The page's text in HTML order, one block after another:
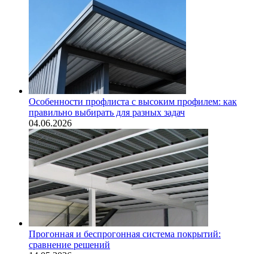
Особенности профлиста с высоким профилем: как
правильно выбирать для разных задач
04.06.2026
Прогонная и беспрогонная система покрытий:
сравнение решений